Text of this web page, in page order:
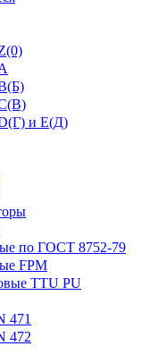
и E(Д)
по ГОСТ 8752-79
FPM
TTU PU
471
472